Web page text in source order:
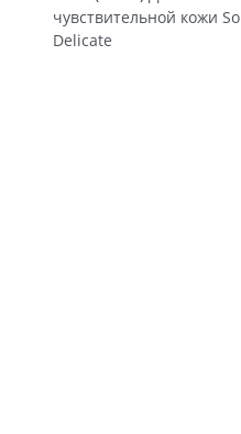
чувствительной кожи So
Delicate